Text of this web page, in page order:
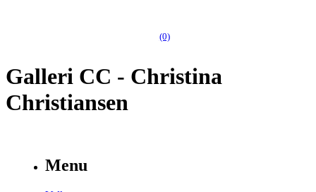
(0)
Galleri CC - Christina
Christiansen
Menu